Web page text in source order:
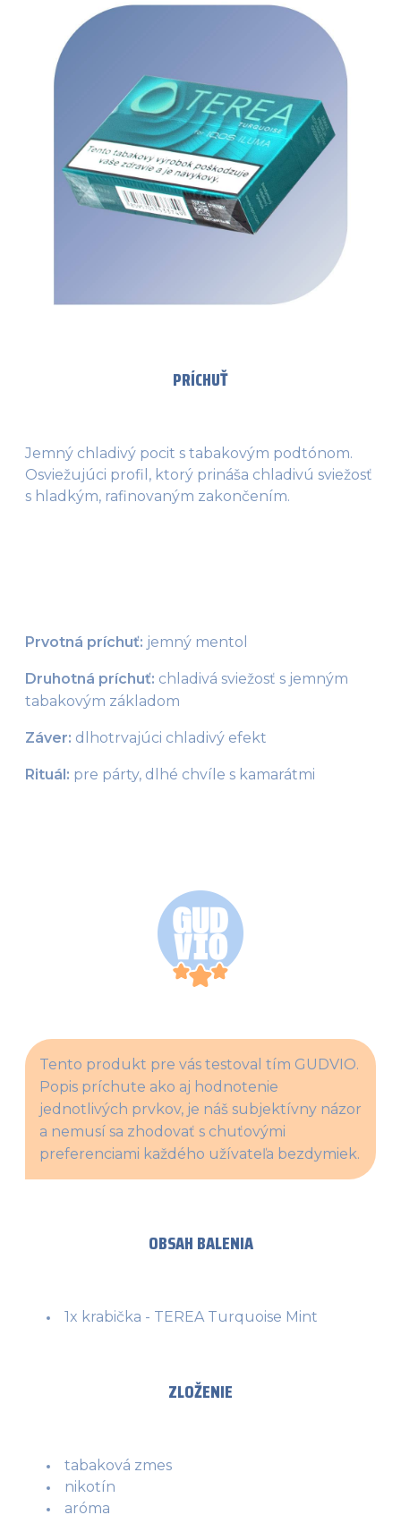
PRÍCHUŤ
Jemný chladivý pocit s tabakovým podtónom.
Osviežujúci profil, ktorý prináša chladivú sviežosť
s hladkým, rafinovaným zakončením.
Prvotná príchuť: jemný mentol
Druhotná príchuť: chladivá sviežosť s jemným
tabakovým základom
Záver: dlhotrvajúci chladivý efekt
Rituál: pre párty, dlhé chvíle s kamarátmi
Tento produkt pre vás testoval tím GUDVIO.
Popis príchute ako aj hodnotenie
jednotlivých prvkov, je náš subjektívny názor
a nemusí sa zhodovať s chuťovými
preferenciami každého užívateľa bezdymiek.
OBSAH BALENIA
1x krabička - TEREA Turquoise Mint
ZLOŽENIE
tabaková zmes
nikotín
aróma